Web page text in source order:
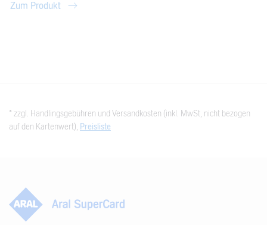
Zum Produkt
* zzgl. Handlingsgebühren und Versandkosten (inkl. MwSt, nicht bezogen
auf den Kartenwert), Preisliste